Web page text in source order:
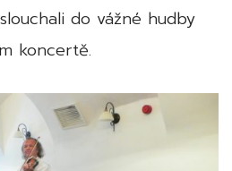
do vážné hudby
koncertě.